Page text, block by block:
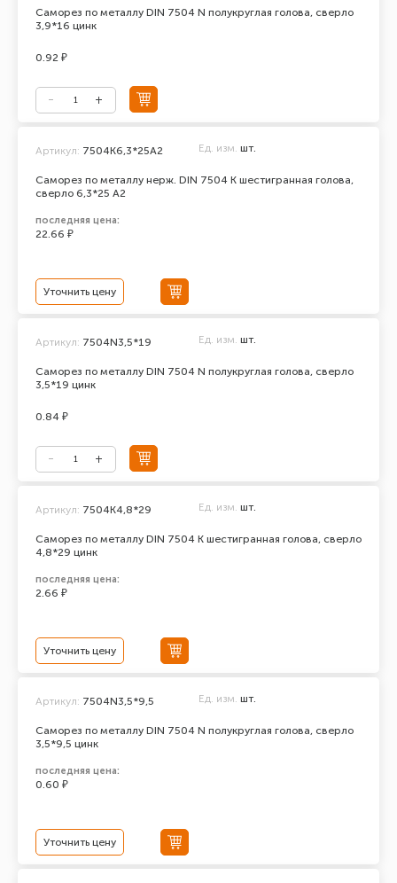
Саморез по металлу DIN 7504 N полукруглая голова, сверло
3,9*16 цинк
0.92 ₽
Саморез по металлу нерж. DIN 7504 К шестигранная голова,
сверло 6,3*25 А2
Артикул: 7504K6,3*25А2 Ед. изм. шт.
последняя цена:
22.66 ₽
Уточнить цену
Саморез по металлу DIN 7504 N полукруглая голова, сверло
3,5*19 цинк
Артикул: 7504N3,5*19 Ед. изм. шт.
0.84 ₽
Саморез по металлу DIN 7504 К шестигранная голова, сверло
4,8*29 цинк
Артикул: 7504K4,8*29 Ед. изм. шт.
последняя цена:
2.66 ₽
Уточнить цену
Саморез по металлу DIN 7504 N полукруглая голова, сверло
3,5*9,5 цинк
Артикул: 7504N3,5*9,5 Ед. изм. шт.
последняя цена:
0.60 ₽
Уточнить цену